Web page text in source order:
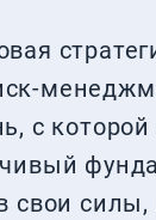
с которой
свои силы,